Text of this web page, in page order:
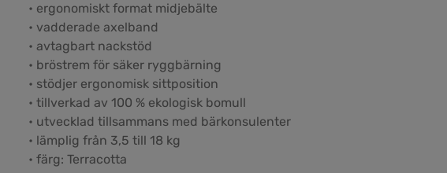
• ergonomiskt format midjebälte
• vadderade axelband
• avtagbart nackstöd
• bröstrem för säker ryggbärning
• stödjer ergonomisk sittposition
• tillverkad av 100 % ekologisk bomull
• utvecklad tillsammans med bärkonsulenter
• lämplig från 3,5 till 18 kg
• färg: Terracotta